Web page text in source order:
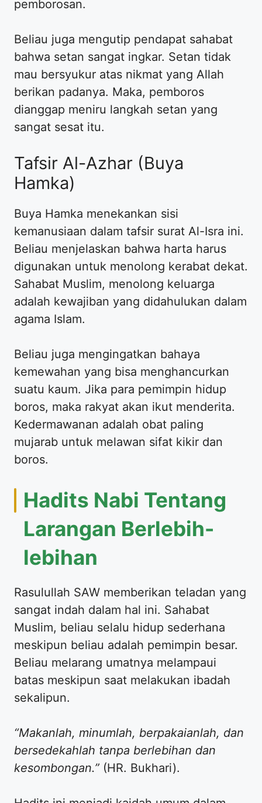
pemborosan.
Beliau juga mengutip pendapat sahabat
bahwa setan sangat ingkar. Setan tidak
mau bersyukur atas nikmat yang Allah
berikan padanya. Maka, pemboros
dianggap meniru langkah setan yang
sangat sesat itu.
Tafsir Al-Azhar (Buya
Hamka)
Buya Hamka menekankan sisi
kemanusiaan dalam tafsir surat Al-Isra ini.
Beliau menjelaskan bahwa harta harus
digunakan untuk menolong kerabat dekat.
Sahabat Muslim, menolong keluarga
adalah kewajiban yang didahulukan dalam
agama Islam.
Beliau juga mengingatkan bahaya
kemewahan yang bisa menghancurkan
suatu kaum. Jika para pemimpin hidup
boros, maka rakyat akan ikut menderita.
Kedermawanan adalah obat paling
mujarab untuk melawan sifat kikir dan
boros.
Hadits Nabi Tentang
Larangan Berlebih-
lebihan
Rasulullah SAW memberikan teladan yang
sangat indah dalam hal ini. Sahabat
Muslim, beliau selalu hidup sederhana
meskipun beliau adalah pemimpin besar.
Beliau melarang umatnya melampaui
batas meskipun saat melakukan ibadah
sekalipun.
“Makanlah, minumlah, berpakaianlah, dan
bersedekahlah tanpa berlebihan dan
kesombongan.” (HR. Bukhari).